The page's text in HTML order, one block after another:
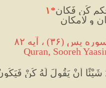
کُن فَکان* ۱
Quran, Sooreh
شَيْئًا أَنْ يَقُولَ لَهُ كُنْ